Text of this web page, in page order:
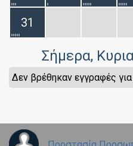
31
Σήμερα,
Δεν βρέθηκαν εγγραφές